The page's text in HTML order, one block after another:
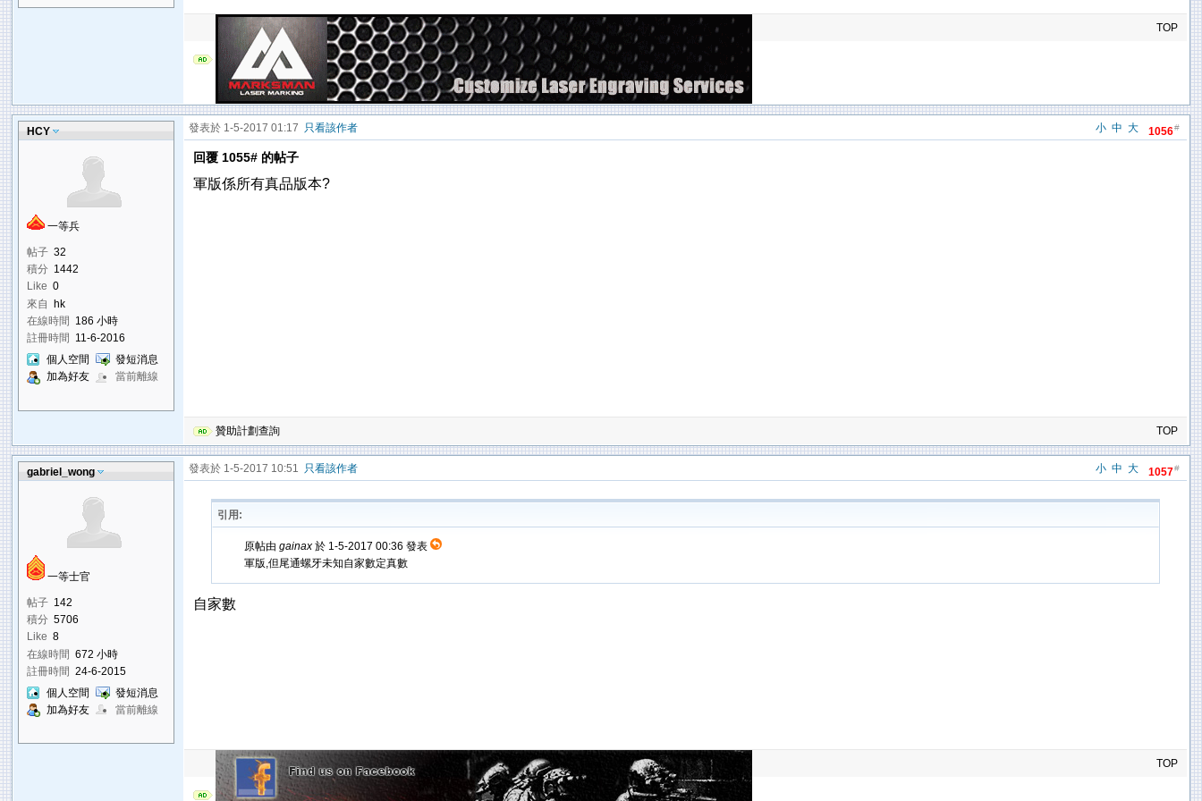
TOP
HCY
一等兵
帖子 32
積分 1442
Like 0
來自
hk
在線時間 186 小時
註冊時間
11-6-2016
個人空間
發短消息
加為好友
當前離線
1056#
大
中
小
發表於 1-5-2017 01:17 只看該作者
回覆 1055# 的帖子
軍版係所有真品版本?
TOP
贊助計劃查詢
gabriel_wong
一等士官
帖子 142
積分 5706
Like 8
在線時間 672 小時
註冊時間 24-6-2015
個人空間
發短消息
加為好友
當前離線
1057#
大
中
小
發表於 1-5-2017 10:51 只看該作者
引用:
原帖由gainax 於 1-5-2017 00:36 發表
軍版,但尾通螺牙未知自家數定真數
自家數
TOP